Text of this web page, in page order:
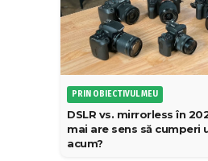
PRIN OBIECTIVUL MEU
DSLR vs. mirrorless în
mai are sens să cumperi
acum?